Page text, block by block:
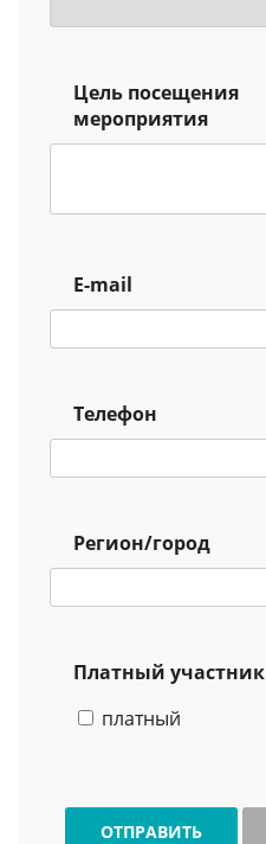
Цель посещения
мероприятия
E-mail
Телефон
Регион/город
Платный участник
платный
ОТПРАВИТЬ